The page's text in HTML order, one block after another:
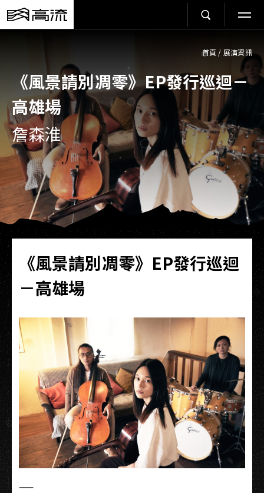
首頁 / 展演資訊
《風景請別凋零》EP發行巡迴－
高雄場
詹森淮
《風景請別凋零》EP發行巡迴
－高雄場
——